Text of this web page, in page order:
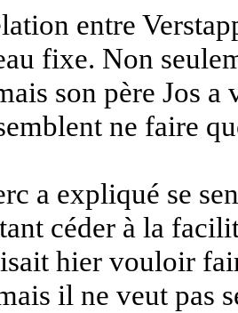
entre
fixe. Non
son père Jos
ne faire
a expliqué se
céder à la
hier vouloir
il ne veut pas